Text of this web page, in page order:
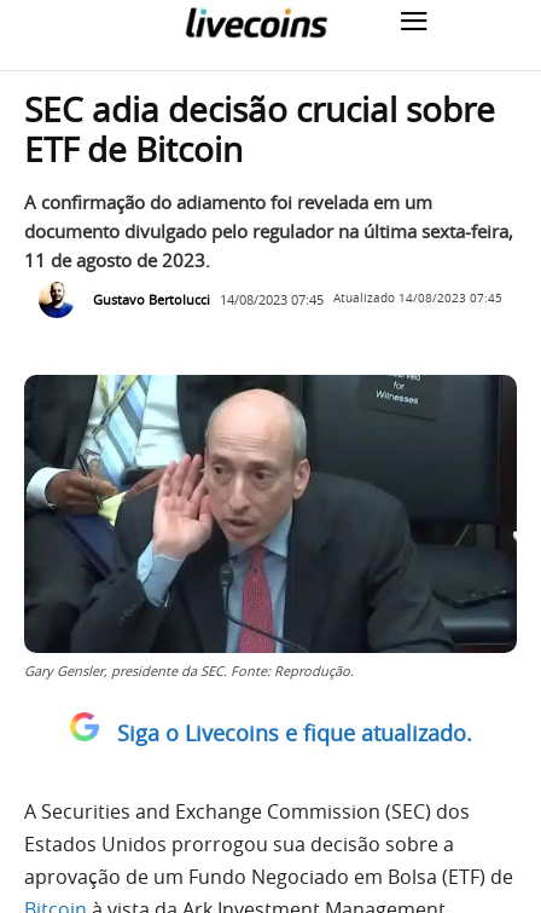
SEC adia decisão crucial sobre
ETF de Bitcoin
A confirmação do adiamento foi revelada em um
documento divulgado pelo regulador na última sexta-feira,
11 de agosto de 2023.
Gustavo Bertolucci 14/08/2023 07:45 Atualizado 14/08/2023 07:45
Gary Gensler, presidente da SEC. Fonte: Reprodução.
Siga o Livecoins e fique atualizado.
A Securities and Exchange Commission (SEC) dos
Estados Unidos prorrogou sua decisão sobre a
aprovação de um Fundo Negociado em Bolsa (ETF) de